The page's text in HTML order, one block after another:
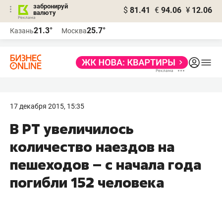
забронируй
валюту
$ 81.41 € 94.06 ¥ 12.06
Казань21.3° Москва25.7°
17 декабря 2015, 15:35
В РТ увеличилось
количество наездов на
пешеходов – с начала года
погибли 152 человека